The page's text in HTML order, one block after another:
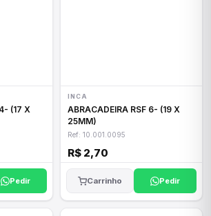
Pedir
INCA
ABRACADEIRA RSF 6- (19 X
25MM)
Ref: 10.001.0095
R$ 2,70
Carrinho Pedir